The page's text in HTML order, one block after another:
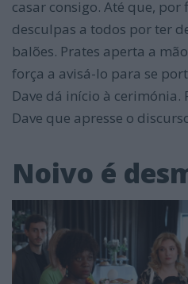
casar consigo. Até que,
desculpas a todos por ter
balões. Prates aperta a
força a avisá-lo para se
Dave dá início à cerimónia.
Dave que apresse o
Noivo é